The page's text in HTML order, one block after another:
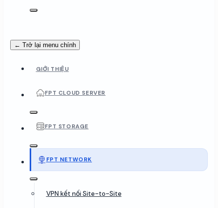
← Trở lại menu chính
GIỚI THIỆU
FPT CLOUD SERVER
FPT STORAGE
FPT NETWORK
VPN kết nối Site-to-Site